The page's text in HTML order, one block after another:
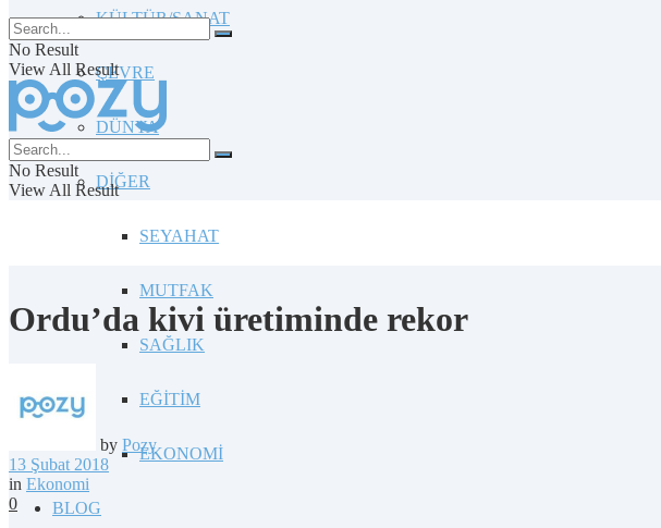
KÜLTÜR/SANAT
ÇEVRE
DÜNYA
DİĞER
SEYAHAT
MUTFAK
SAĞLIK
EĞİTİM
EKONOMİ
BLOG
No Result
View All Result
No Result
View All Result
Ordu’da kivi üretiminde rekor
by Pozy
13 Şubat 2018
in Ekonomi
0